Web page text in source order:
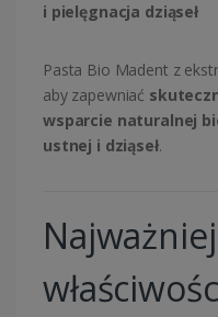
i pielęgnacja dziąseł
Pasta Bio Madent z
aby zapewniać
wsparcie naturalnej
ustnej i dziąseł.